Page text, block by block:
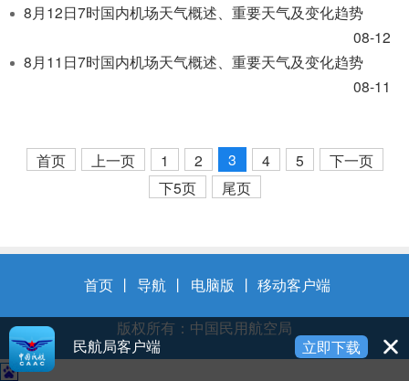
8月12日7时国内机场天气概述、重要天气及变化趋势
08-12
8月11日7时国内机场天气概述、重要天气及变化趋势
08-11
首页 上一页 1 2 3 4 5
下一页
下5页
尾页
首页 丨 导航 丨 电脑版 丨 移动客户端
版权所有：中国民用航空局
民航局客户端
立即下载